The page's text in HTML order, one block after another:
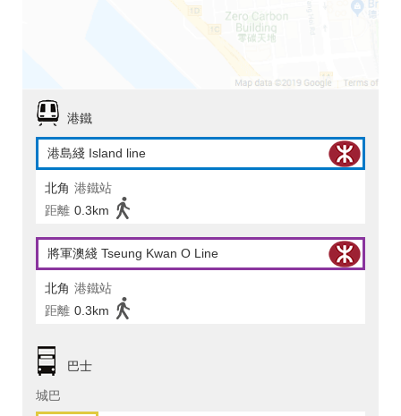
港鐵
港島綫 Island line
北角 港鐵站
距離 0.3km
將軍澳綫 Tseung Kwan O Line
北角 港鐵站
距離 0.3km
巴士
城巴